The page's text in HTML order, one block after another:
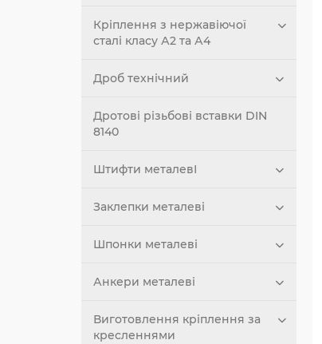
Кріплення з нержавіючої
сталі класу А2 та А4
Дроб технічний
Дротові різьбові вставки DIN
8140
Штифти металевІ
Заклепки металеві
Шпонки металеві
Анкери металеві
Виготовлення кріплення за
кресленнями